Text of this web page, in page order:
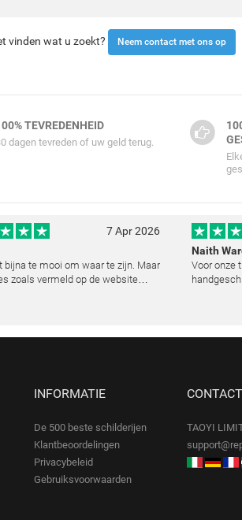
vinden wat u zoekt? Neem contact met ons op
TEVREDENHEID
dagen tevreden of uw geld terug.
7 Apr 2026
bijna te mooi om waar te zijn. Maar
zoals vermeld op de website
Naith
Voor onze
de lic
INFORMATIE
De 500 beste schilderijen
Klantbeoordelingen
Privacybeleid
Gebruiksvoorwaarden
CONTACT
TAOYI